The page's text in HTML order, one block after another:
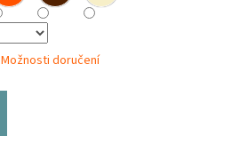
Možnosti doručení